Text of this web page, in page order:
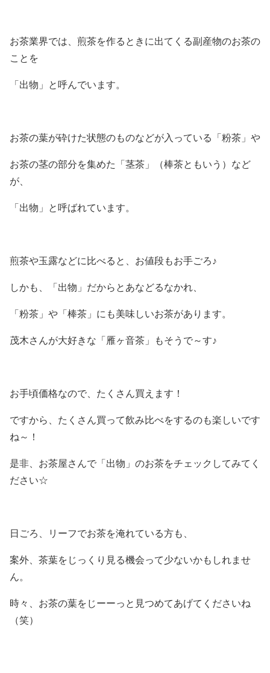
お茶業界では、煎茶を作るときに出てくる副産物のお茶の
ことを
「出物」と呼んでいます。
お茶の葉が砕けた状態のものなどが入っている「粉茶」や
お茶の茎の部分を集めた「茎茶」（棒茶ともいう）など
が、
「出物」と呼ばれています。
煎茶や玉露などに比べると、お値段もお手ごろ♪
しかも、「出物」だからとあなどるなかれ、
「粉茶」や「棒茶」にも美味しいお茶があります。
茂木さんが大好きな「雁ヶ音茶」もそうで～す♪
お手頃価格なので、たくさん買えます！
ですから、たくさん買って飲み比べをするのも楽しいです
ね～！
是非、お茶屋さんで「出物」のお茶をチェックしてみてく
ださい☆
日ごろ、リーフでお茶を淹れている方も、
案外、茶葉をじっくり見る機会って少ないかもしれませ
ん。
時々、お茶の葉をじーーっと見つめてあげてくださいね
（笑）